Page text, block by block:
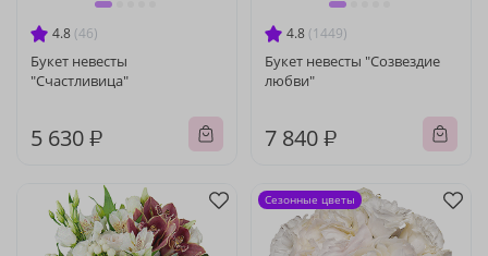
4.8 (46)
Букет невесты
"Счастливица"
5 630 ₽
4.8 (1449)
Букет невесты "Созвездие
любви"
7 840 ₽
Сезонные цветы